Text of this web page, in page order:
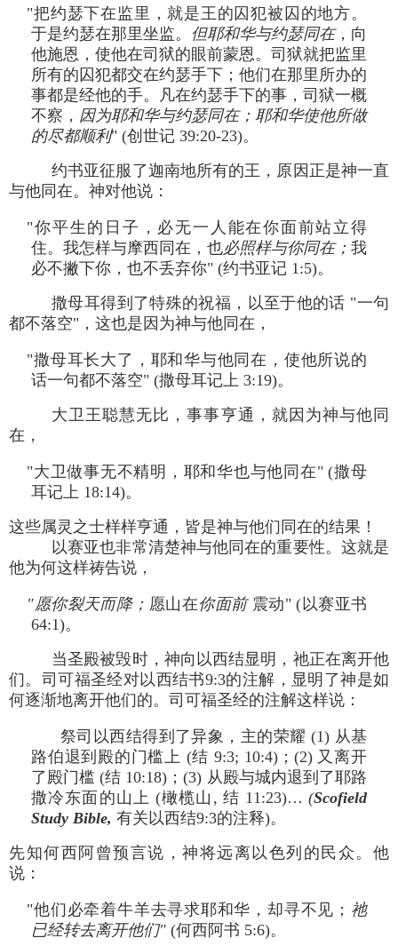
"把约瑟下在监里，就是王的囚犯被囚的地方。
于是约瑟在那里坐监。 但耶和华与约瑟同在，向
他施恩，使他在司狱的眼前蒙恩。司狱就把监里
所有的囚犯都交在约瑟手下；他们在那里所办的
事都是经他的手。凡在约瑟手下的事，司狱一概
不察， 因为耶和华与约瑟同在；耶和华使他所做
的尽都顺利" (创世记 39:20-23)。
约书亚征服了迦南地所有的王，原因正是神一直
与他同在。神对他说：
"你平生的日子，必无一人能在你面前站立得
住。我怎样与摩西同在，也必照样与你同在； 我
必不撇下你，也不丢弃你" (约书亚记 1:5)。
撒母耳得到了特殊的祝福，以至于他的话 "一句
都不落空"，这也是因为神与他同在，
"撒母耳长大了，耶和华与他同在，使他所说的
话一句都不落空" (撒母耳记上 3:19)。
大卫王聪慧无比，事事亨通，就因为神与他同
在，
"大卫做事无不精明，耶和华也与他同在" (撒母
耳记上 18:14)。
这些属灵之士样样亨通，皆是神与他们同在的结果！
以赛亚也非常清楚神与他同在的重要性。这就是
他为何这样祷告说，
"愿你裂天而降； 愿山在你面前震动" (以赛亚书
64:1)。
当圣殿被毁时，神向以西结显明，祂正在离开他
们。司可福圣经对以西结书9:3的注解，显明了神是如
何逐渐地离开他们的。司可福圣经的注解这样说：
祭司以西结得到了异象，主的荣耀 (1) 从基
路伯退到殿的门槛上 (结 9:3; 10:4)；(2) 又离开
了殿门槛 (结 10:18)；(3) 从殿与城内退到了耶路
撒冷东面的山上 (橄榄山, 结 11:23)… (Scofield
Study Bible, 有关以西结9:3的注释)。
先知何西阿曾预言说，神将远离以色列的民众。他
说：
"他们必牵着牛羊去寻求耶和华，却寻不见； 祂
已经转去离开他们" (何西阿书 5:6)。